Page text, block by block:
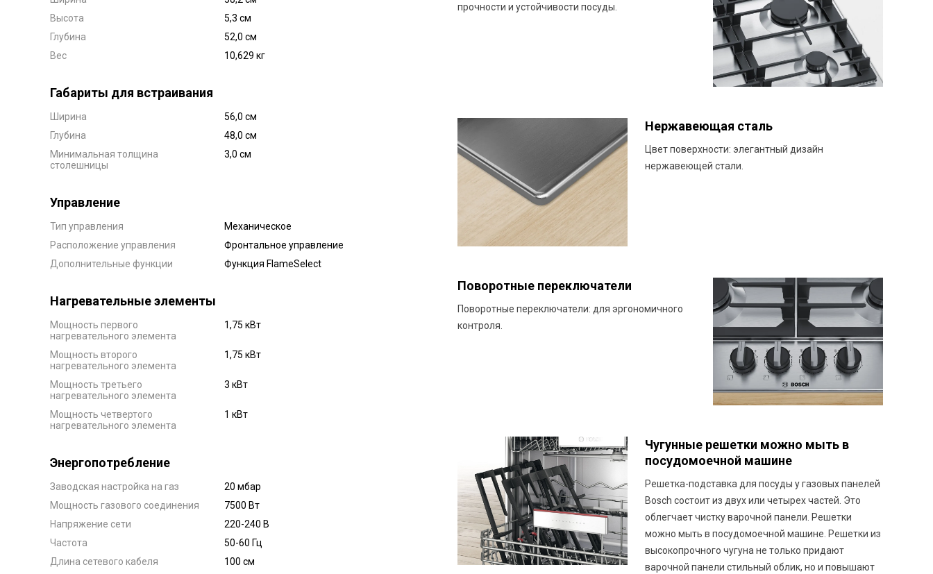
Высота
5,3 см
Глубина
52,0 см
Вес
10,629 кг
Габариты для встраивания
Ширина
56,0 см
Глубина
48,0 см
Минимальная толщина
столешницы
3,0 см
Управление
Тип управления
Механическое
Расположение управления
Фронтальное управление
Дополнительные функции
Функция FlameSelect
Нагревательные элементы
Мощность первого
нагревательного элемента
1,75 кВт
Мощность второго
нагревательного элемента
1,75 кВт
Мощность третьего
нагревательного элемента
3 кВт
Мощность четвертого
нагревательного элемента
1 кВт
Энергопотребление
Заводская настройка на газ
20 мбар
Мощность газового соединения
7500 Вт
Напряжение сети
220-240 В
Частота
50-60 Гц
Длина сетевого кабеля
100 см
прочности и устойчивости посуды.
Нержавеющая сталь
Цвет поверхности: элегантный дизайн
нержавеющей стали.
Поворотные переключатели
Поворотные переключатели: для эргономичного
контроля.
Чугунные решетки можно мыть в
посудомоечной машине
Решетка-подставка для посуды у газовых панелей
Bosch состоит из двух или четырех частей. Это
облегчает чистку варочной панели. Решетки
можно мыть в посудомоечной машине. Решетки из
высокопрочного чугуна не только придают
варочной панели стильный облик, но и повышают